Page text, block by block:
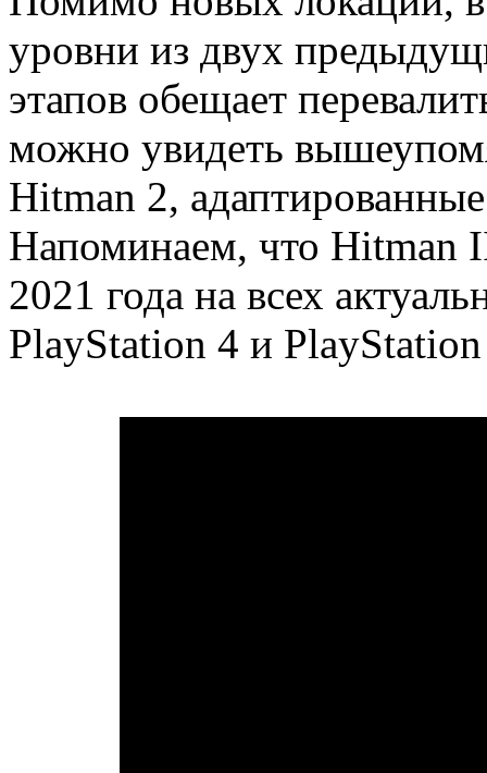
уровни из двух
этапов обещает
можно увидеть
Hitman 2,
Напоминаем, что Hitman
2021 года на всех
PlayStation 4 и